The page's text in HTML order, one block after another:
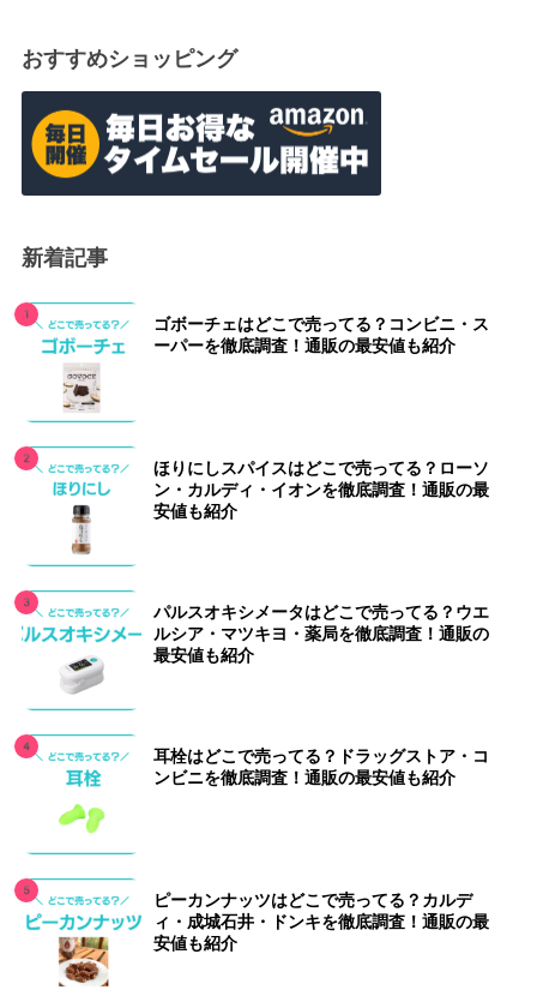
おすすめショッピング
新着記事
ゴボーチェはどこで売ってる？コンビニ・ス
ーパーを徹底調査！通販の最安値も紹介
ほりにしスパイスはどこで売ってる？ローソ
ン・カルディ・イオンを徹底調査！通販の最
安値も紹介
パルスオキシメータはどこで売ってる？ウエ
ルシア・マツキヨ・薬局を徹底調査！通販の
最安値も紹介
耳栓はどこで売ってる？ドラッグストア・コ
ンビニを徹底調査！通販の最安値も紹介
ピーカンナッツはどこで売ってる？カルデ
ィ・成城石井・ドンキを徹底調査！通販の最
安値も紹介